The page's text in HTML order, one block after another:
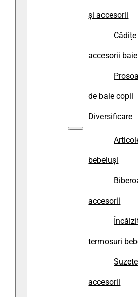
și accesorii
accesorii baie
de baie copii
Diversificare
bebeluși
accesorii
termosuri
accesorii